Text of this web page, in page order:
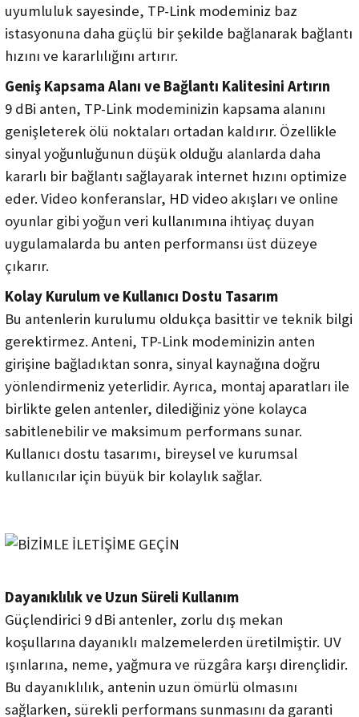
uyumluluk sayesinde, TP-Link modeminiz baz
istasyonuna daha güçlü bir şekilde bağlanarak bağlantı
hızını ve kararlılığını artırır.
Geniş Kapsama Alanı ve Bağlantı Kalitesini Artırın
9 dBi anten, TP-Link modeminizin kapsama alanını
genişleterek ölü noktaları ortadan kaldırır. Özellikle
sinyal yoğunluğunun düşük olduğu alanlarda daha
kararlı bir bağlantı sağlayarak internet hızını optimize
eder. Video konferanslar, HD video akışları ve online
oyunlar gibi yoğun veri kullanımına ihtiyaç duyan
uygulamalarda bu anten performansı üst düzeye
çıkarır.
Kolay Kurulum ve Kullanıcı Dostu Tasarım
Bu antenlerin kurulumu oldukça basittir ve teknik bilgi
gerektirmez. Anteni, TP-Link modeminizin anten
girişine bağladıktan sonra, sinyal kaynağına doğru
yönlendirmeniz yeterlidir. Ayrıca, montaj aparatları ile
birlikte gelen antenler, dilediğiniz yöne kolayca
sabitlenebilir ve maksimum performans sunar.
Kullanıcı dostu tasarımı, bireysel ve kurumsal
kullanıcılar için büyük bir kolaylık sağlar.
Dayanıklılık ve Uzun Süreli Kullanım
Güçlendirici 9 dBi antenler, zorlu dış mekan
koşullarına dayanıklı malzemelerden üretilmiştir. UV
ışınlarına, neme, yağmura ve rüzgâra karşı dirençlidir.
Bu dayanıklılık, antenin uzun ömürlü olmasını
sağlarken, sürekli performans sunmasını da garanti